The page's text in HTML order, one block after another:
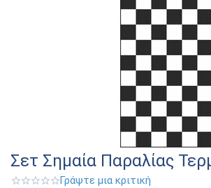
Σετ Σημαία Παραλίας
Γράψτε μια κριτική